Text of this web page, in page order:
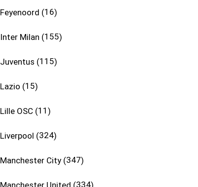
Feyenoord 16
Inter Milan 155
Juventus 115
Lazio 15
Lille OSC 11
Liverpool 324
Manchester City 347
Manchester United 334